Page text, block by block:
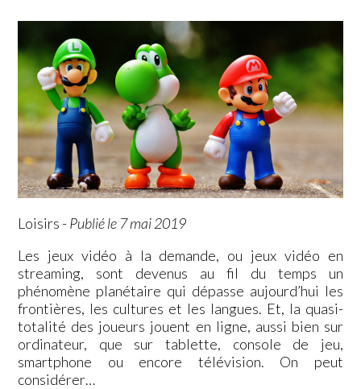
Loisirs - Publié le 7 mai 2019
Les jeux vidéo à la demande, ou jeux vidéo en
streaming, sont devenus au fil du temps un
phénomène planétaire qui dépasse aujourd’hui les
frontières, les cultures et les langues. Et, la quasi-
totalité des joueurs jouent en ligne, aussi bien sur
ordinateur, que sur tablette, console de jeu,
smartphone ou encore télévision. On peut
considérer…